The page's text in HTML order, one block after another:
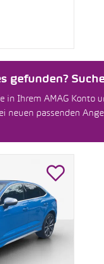
gefunden?
in Ihrem AMAG Konto
neuen passenden